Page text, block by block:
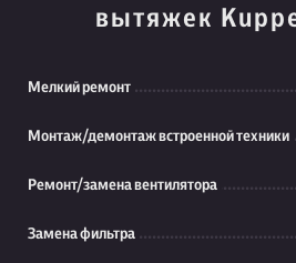
вытяжек
Мелкий ремонт
Монтаж/демонтаж встроенной техники
Ремонт/замена вентилятора
Замена фильтра